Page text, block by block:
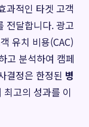
과적인 타겟 고객
전달합니다. 광고
유치 비용(CAC)
고 분석하여 캠페
결정은 한정된 병
고의 성과를 이